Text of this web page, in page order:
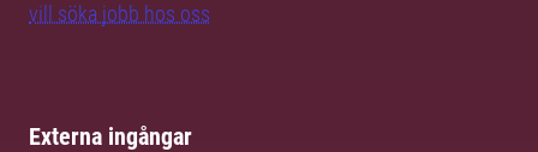
vill söka jobb hos oss
Externa ingångar